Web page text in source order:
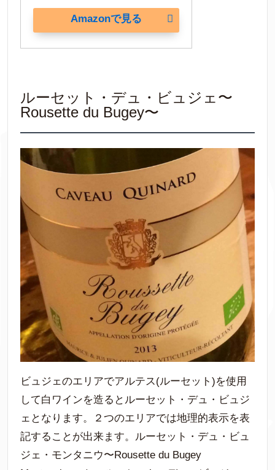
Amazonで見る
ルーセット・デュ・ビュジェ〜
Rousette du Bugey〜
ビュジェのエリアでアルテス(ルーセット)を使用
して白ワインを造るとルーセット・デュ・ビュジ
ェとなります。２つのエリアでは地理的表示を表
記することが出来ます。ルーセット・デュ・ビュ
ジェ・モンタニウ〜Rousette du Bugey